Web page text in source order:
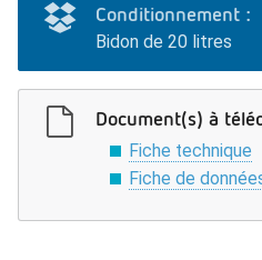
Conditionnement :
Bidon de 20 litres
Document(s) à
Fiche technique
Fiche de